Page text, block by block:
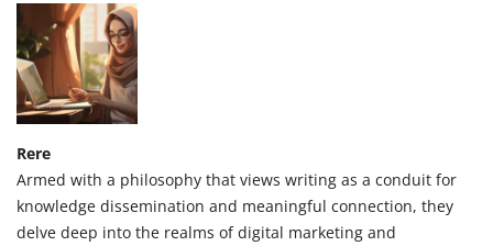
Rere
Armed with a philosophy that views writing as a conduit for
knowledge dissemination and meaningful connection, they
delve deep into the realms of digital marketing and